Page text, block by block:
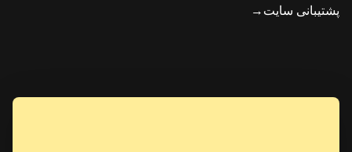
پشتیبانی سایت→